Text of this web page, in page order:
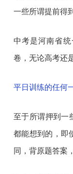
一些所谓提前得
中考是河南省
卷，无论高考还
平日训练的任何
至于所谓押到一
都能想到的，即
同，背原题答案